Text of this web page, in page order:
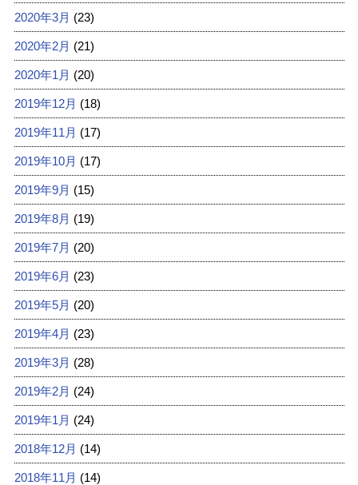
2020年3月 (23)
2020年2月 (21)
2020年1月 (20)
2019年12月 (18)
2019年11月 (17)
2019年10月 (17)
2019年9月 (15)
2019年8月 (19)
2019年7月 (20)
2019年6月 (23)
2019年5月 (20)
2019年4月 (23)
2019年3月 (28)
2019年2月 (24)
2019年1月 (24)
2018年12月 (14)
2018年11月 (14)